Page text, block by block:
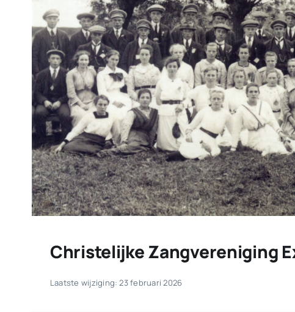
Christelijke Zangvereniging
Laatste wijziging: 23 februari 2026